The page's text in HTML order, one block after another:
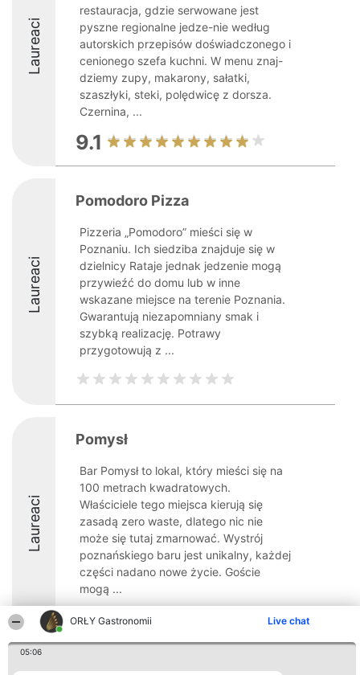
ORŁY Gastronomii Live chat
05:06
Laureaci
restauracja, gdzie serwowane jest
pyszne regionalne jedze-nie według
autorskich przepisów doświadczonego i
cenionego szefa kuchni. W menu znaj-
dziemy zupy, makarony, sałatki,
szaszłyki, steki, polędwicę z dorsza.
Czernina, ...
9.1
Laureaci
Pomodoro Pizza
Pizzeria „Pomodoro” mieści się w
Poznaniu. Ich siedziba znajduje się w
dzielnicy Rataje jednak jedzenie mogą
przywieźć do domu lub w inne
wskazane miejsce na terenie Poznania.
Gwarantują niezapomniany smak i
szybką realizację. Potrawy
przygotowują z ...
Laureaci
Pomysł
Bar Pomysł to lokal, który mieści się na
100 metrach kwadratowych.
Właściciele tego miejsca kierują się
zasadą zero waste, dlatego nic nie
może się tutaj zmarnować. Wystrój
poznańskiego baru jest unikalny, każdej
części nadano nowe życie. Goście
mogą ...